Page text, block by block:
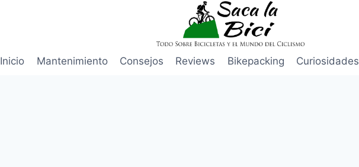
Inicio
Mantenimiento Consejos Reviews Bikepacking Curiosidades